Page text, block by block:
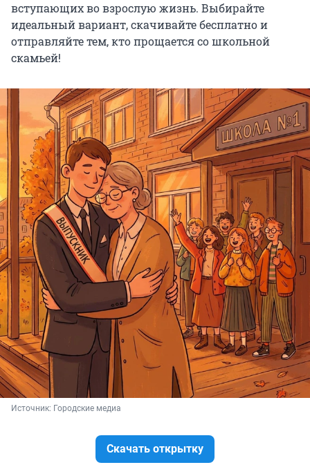
вступающих во взрослую жизнь. Выбирайте
идеальный вариант, скачивайте бесплатно и
отправляйте тем, кто прощается со школьной
скамьей!
Источник: Городские медиа
Скачать открытку